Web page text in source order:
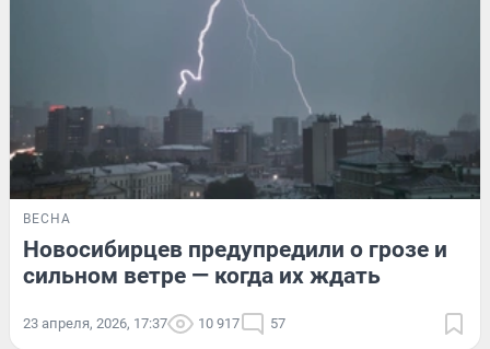
ВЕСНА
Новосибирцев предупредили о грозе и
сильном ветре — когда их ждать
23 апреля, 2026, 17:37 10 917 57